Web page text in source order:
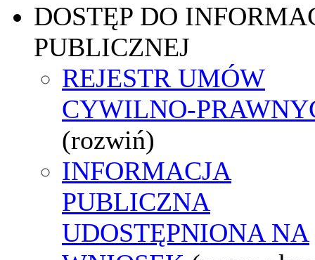
DOSTĘP DO
PUBLICZNEJ
REJESTR UMÓW
CYWILNO-
(rozwiń)
INFORMACJA
PUBLICZNA
UDOSTĘPNIONA NA